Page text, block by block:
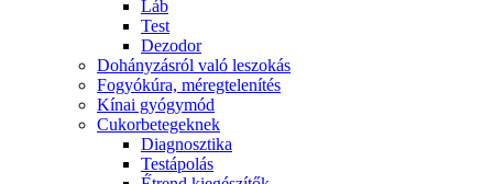
Láb
Test
Dezodor
Dohányzásról való leszokás
Fogyókúra, méregtelenítés
Kínai gyógymód
Cukorbetegeknek
Diagnosztika
Testápolás